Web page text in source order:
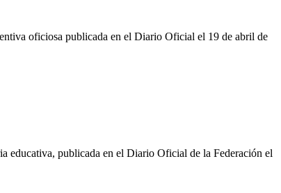
oficiosa publicada en el Diario Oficial el 19 de abril de
educativa, publicada en el Diario Oficial de la Federación el